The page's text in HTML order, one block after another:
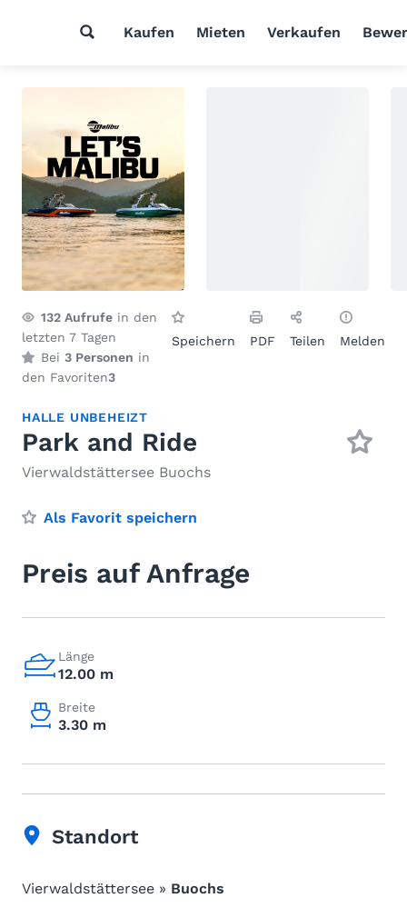
Kaufen Mieten Verkaufen
132 Aufrufe in den
letzten 7 Tagen
Bei 3 Personen in
den Favoriten3
Speichern PDF Teilen Melden
HALLE UNBEHEIZT
Park and Ride
Vierwaldstättersee Buochs
Als Favorit speichern
Preis auf Anfrage
Länge
12.00 m
Breite
3.30 m
Standort
Vierwaldstättersee » Buochs